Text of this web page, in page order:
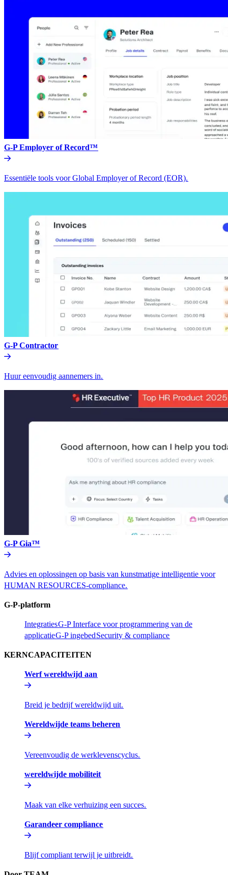
G-P Employer of Record™​​
Essentiële tools voor Global Employer of Record (EOR).​​
G-P Contractor​​
Huur eenvoudig aannemers in.​​
G-P Gia™​​
Advies en oplossingen op basis van kunstmatige intelligentie voor
HUMAN RESOURCES-compliance.​​
G-P-platform​​
Integraties​​G-P Interface voor programmering van de
applicatie​​G-P ingebed​​Security & compliance​​
KERNCAPACITEITEN​​
Werf wereldwijd aan​​
Breid je bedrijf wereldwijd uit.​​
Wereldwijde teams beheren​​
Vereenvoudig de werklevenscyclus.​​
wereldwijde mobiliteit​​
Maak van elke verhuizing een succes.​​
Garandeer compliance​​
Blijf compliant terwijl je uitbreidt.​​